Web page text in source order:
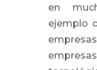
en
ejemplo